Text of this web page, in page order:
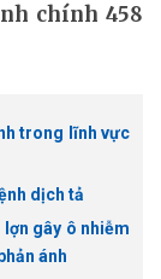
chính 458
trong lĩnh vực
dịch tả
gây ô nhiễm
ánh